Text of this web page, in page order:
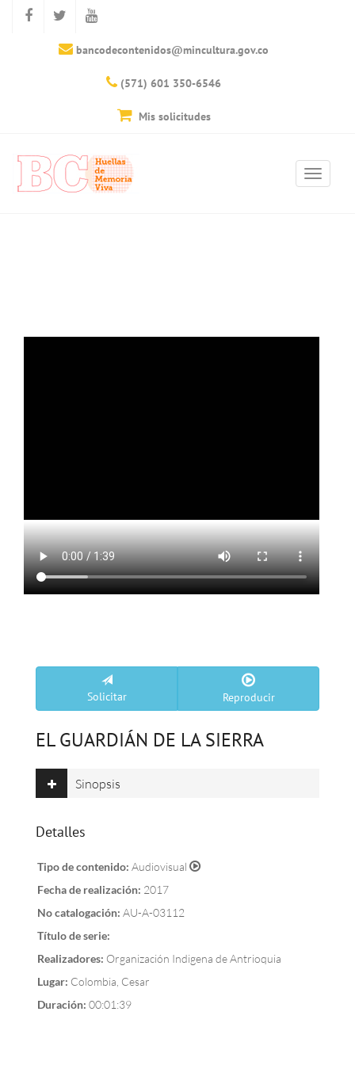
bancodecontenidos@mincultura.gov.co
(571) 601 350-6546
Mis solicitudes
Solicitar Reproducir
EL GUARDIÁN DE LA SIERRA
Sinopsis
Detalles
Tipo de contenido: Audiovisual
Fecha de realización: 2017
No catalogación: AU-A-03112
Título de serie:
Realizadores: Organización Indigena de Antrioquia
Lugar: Colombia, Cesar
Duración: 00:01:39